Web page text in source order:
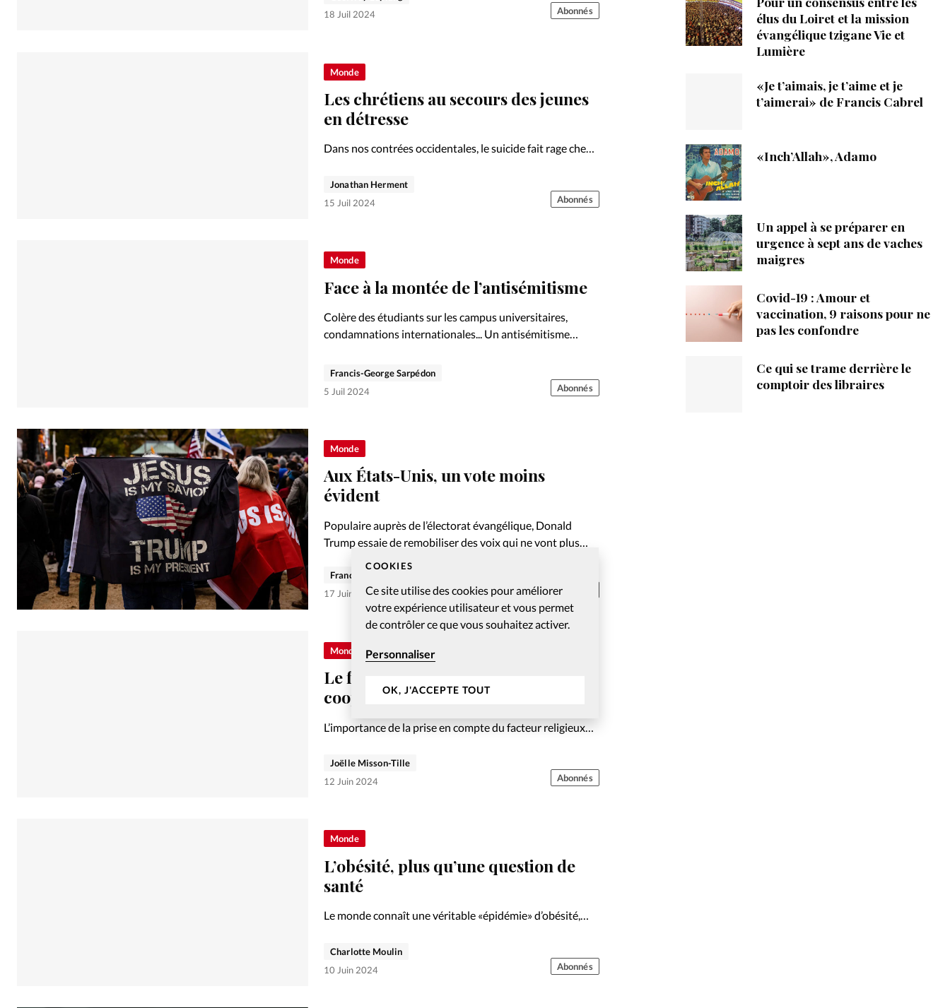
COOKIES
Ce site utilise des cookies pour améliorer
votre expérience utilisateur et vous permet
de contrôler ce que vous souhaitez activer.
Personnaliser
OK, J'ACCEPTE TOUT
18 Juil 2024
Abonnés
Monde
Les chrétiens au secours des jeunes
en détresse
Dans nos contrées occidentales, le suicide fait rage chez
à l’action des églises dans l’accompagnement.
Jonathan Herment
15 Juil 2024
Abonnés
Monde
Face à la montée de l’antisémitisme
Colère des étudiants sur les campus universitaires,
condamnations internationales... Un antisémitisme
Francis-George Sarpédon
5 Juil 2024
Abonnés
Monde
Aux États-Unis, un vote moins
évident
Populaire auprès de l’électorat évangélique, Donald
Trump essaie de remobiliser des voix qui ne vont plus
forcément de soi.
Francis-George Sarpédon
17 Juin 2024
Abonnés
Monde
Le facteur religieux, atout dans la
coopération
L’importance de la prise en compte du facteur religieux
plus admise. Dans ce contexte, être une organisation
chrétienne est parfois un avantage.
Joëlle Misson-Tille
12 Juin 2024
Abonnés
Monde
L’obésité, plus qu’une question de
santé
Le monde connaît une véritable «épidémie» d’obésité,
chrétien, a-t-on l’obligation morale d’être en bonne
santé?
Charlotte Moulin
10 Juin 2024
Abonnés
élus du Loiret et la mission
évangélique tzigane Vie et
Lumière
«Je t’aimais, je t’aime et je
t’aimerai» de Francis Cabrel
«Inch’Allah», Adamo
Un appel à se préparer en
urgence à sept ans de vaches
maigres
Covid-19 : Amour et
vaccination, 9 raisons pour ne
pas les confondre
Ce qui se trame derrière le
comptoir des libraires